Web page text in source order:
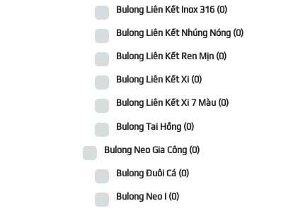
Bulong Liên Kết Inox 316 (0)
Bulong Liên Kết Nhúng Nóng (0)
Bulong Liên Kết Ren Mịn (0)
Bulong Liên Kết Xi (0)
Bulong Liên Kết Xi 7 Màu (0)
Bulong Tai Hồng (0)
Bulong Neo Gia Công (0)
Bulong Đuôi Cá (0)
Bulong Neo I (0)